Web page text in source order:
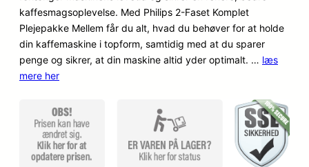
kaffesmagsoplevelse. Med Philips 2-Faset Komplet
Plejepakke Mellem får du alt, hvad du behøver for at holde
din kaffemaskine i topform, samtidig med at du sparer
penge og sikrer, at din maskine altid yder optimalt. … læs
mere her